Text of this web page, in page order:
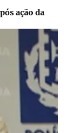
ação da